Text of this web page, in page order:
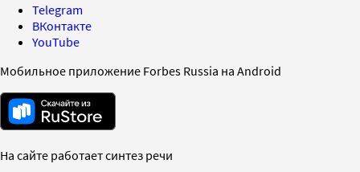
Telegram
ВКонтакте
YouTube
Мобильное приложение Forbes Russia на Android
На сайте работает синтез речи